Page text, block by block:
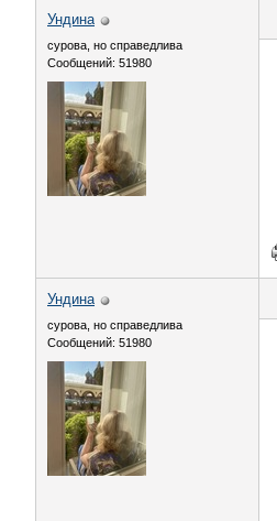
Ундинa
сурова, но справедлива
Сообщений: 51980
Ундинa
сурова, но справедлива
Сообщений: 51980